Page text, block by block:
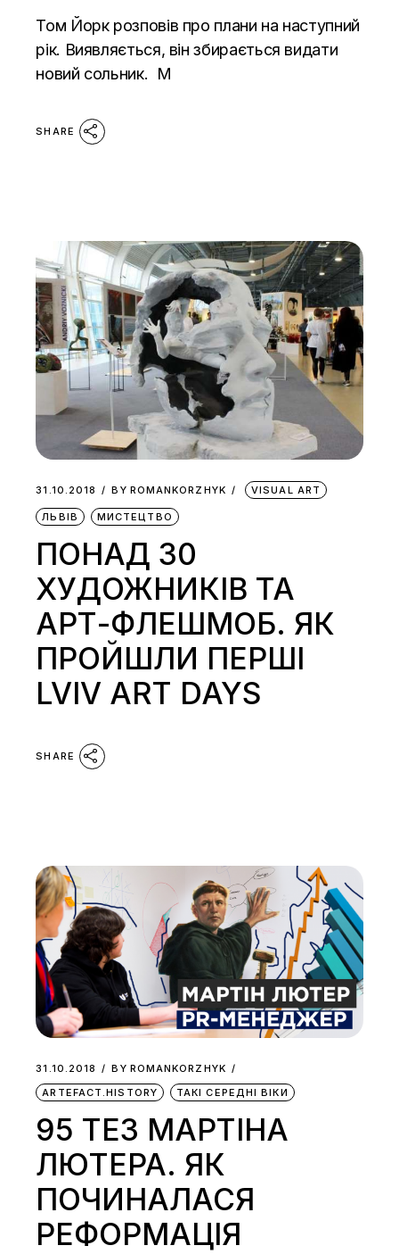
Том Йорк розповів про плани на наступний
рік. Виявляється, він збирається видати
новий сольник. М
SHARE
31.10.2018 BY ROMANKORZHYK VISUAL ART
ЛЬВІВ МИСТЕЦТВО
ПОНАД 30
ХУДОЖНИКІВ ТА
АРТ-ФЛЕШМОБ. ЯК
ПРОЙШЛИ ПЕРШІ
LVIV ART DAYS
SHARE
31.10.2018 BY ROMANKORZHYK
ARTEFACT.HISTORY
ТАКІ СЕРЕДНІ ВІКИ
95 ТЕЗ МАРТІНА
ЛЮТЕРА. ЯК
ПОЧИНАЛАСЯ
РЕФОРМАЦІЯ